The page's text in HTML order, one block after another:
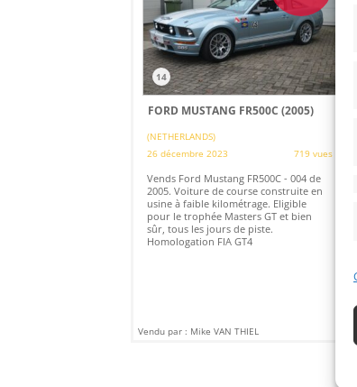
14
FORD MUSTANG FR500C (2005)
(NETHERLANDS)
26 décembre 2023
719 vues
Vends Ford Mustang FR500C - 004 de
2005. Voiture de course construite en
usine à faible kilométrage. Eligible
pour le trophée Masters GT et bien
sûr, tous les jours de piste.
Homologation FIA GT4
Vendu par : Mike VAN THIEL